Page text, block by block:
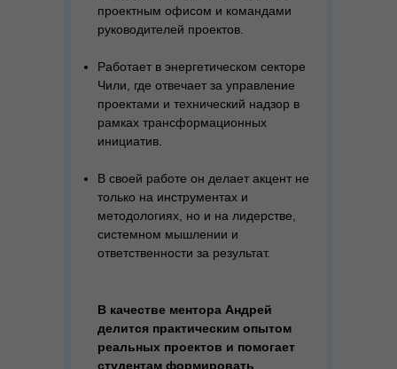
проектным офисом и командами
руководителей проектов.
Работает в энергетическом секторе
Чили, где отвечает за управление
проектами и технический надзор в
рамках трансформационных
инициатив.
В своей работе он делает акцент не
только на инструментах и
методологиях, но и на лидерстве,
системном мышлении и
ответственности за результат.
В качестве ментора Андрей
делится практическим опытом
реальных проектов и помогает
студентам формировать
“Благотворитель года”
Премия Trainings 2017, номинация